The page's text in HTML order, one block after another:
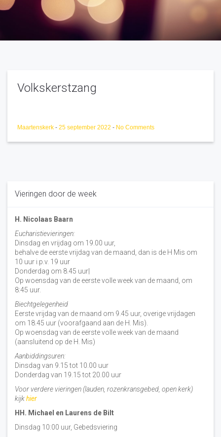
Volkskerstzang
Maartenskerk - 25 september 2022 - No Comments
Vieringen door de week
H. Nicolaas Baarn
Eucharistievieringen:
Dinsdag en vrijdag om 19.00 uur,
behalve de eerste vrijdag van de maand, dan is de H Mis om
10 uur i.p.v. 19 uur
Donderdag om 8.45 uur|
Op woensdag van de eerste volle week van de maand, om
8:45 uur.
Biechtgelegenheid
Eerste vrijdag van de maand om 9.45 uur, overige vrijdagen
om 18.45 uur (voorafgaand aan de H. Mis).
Op woensdag van de eerste volle week van de maand
(aansluitend op de H. Mis)
Aanbiddingsuren:
Dinsdag van 9.15 tot 10.00 uur
Donderdag van 19.15 tot 20.00 uur
Voor verdere vieringen (lauden, rozenkransgebed, open kerk)
kijkhier
HH. Michael en Laurens de Bilt
Dinsdag 10:00 uur, Gebedsviering